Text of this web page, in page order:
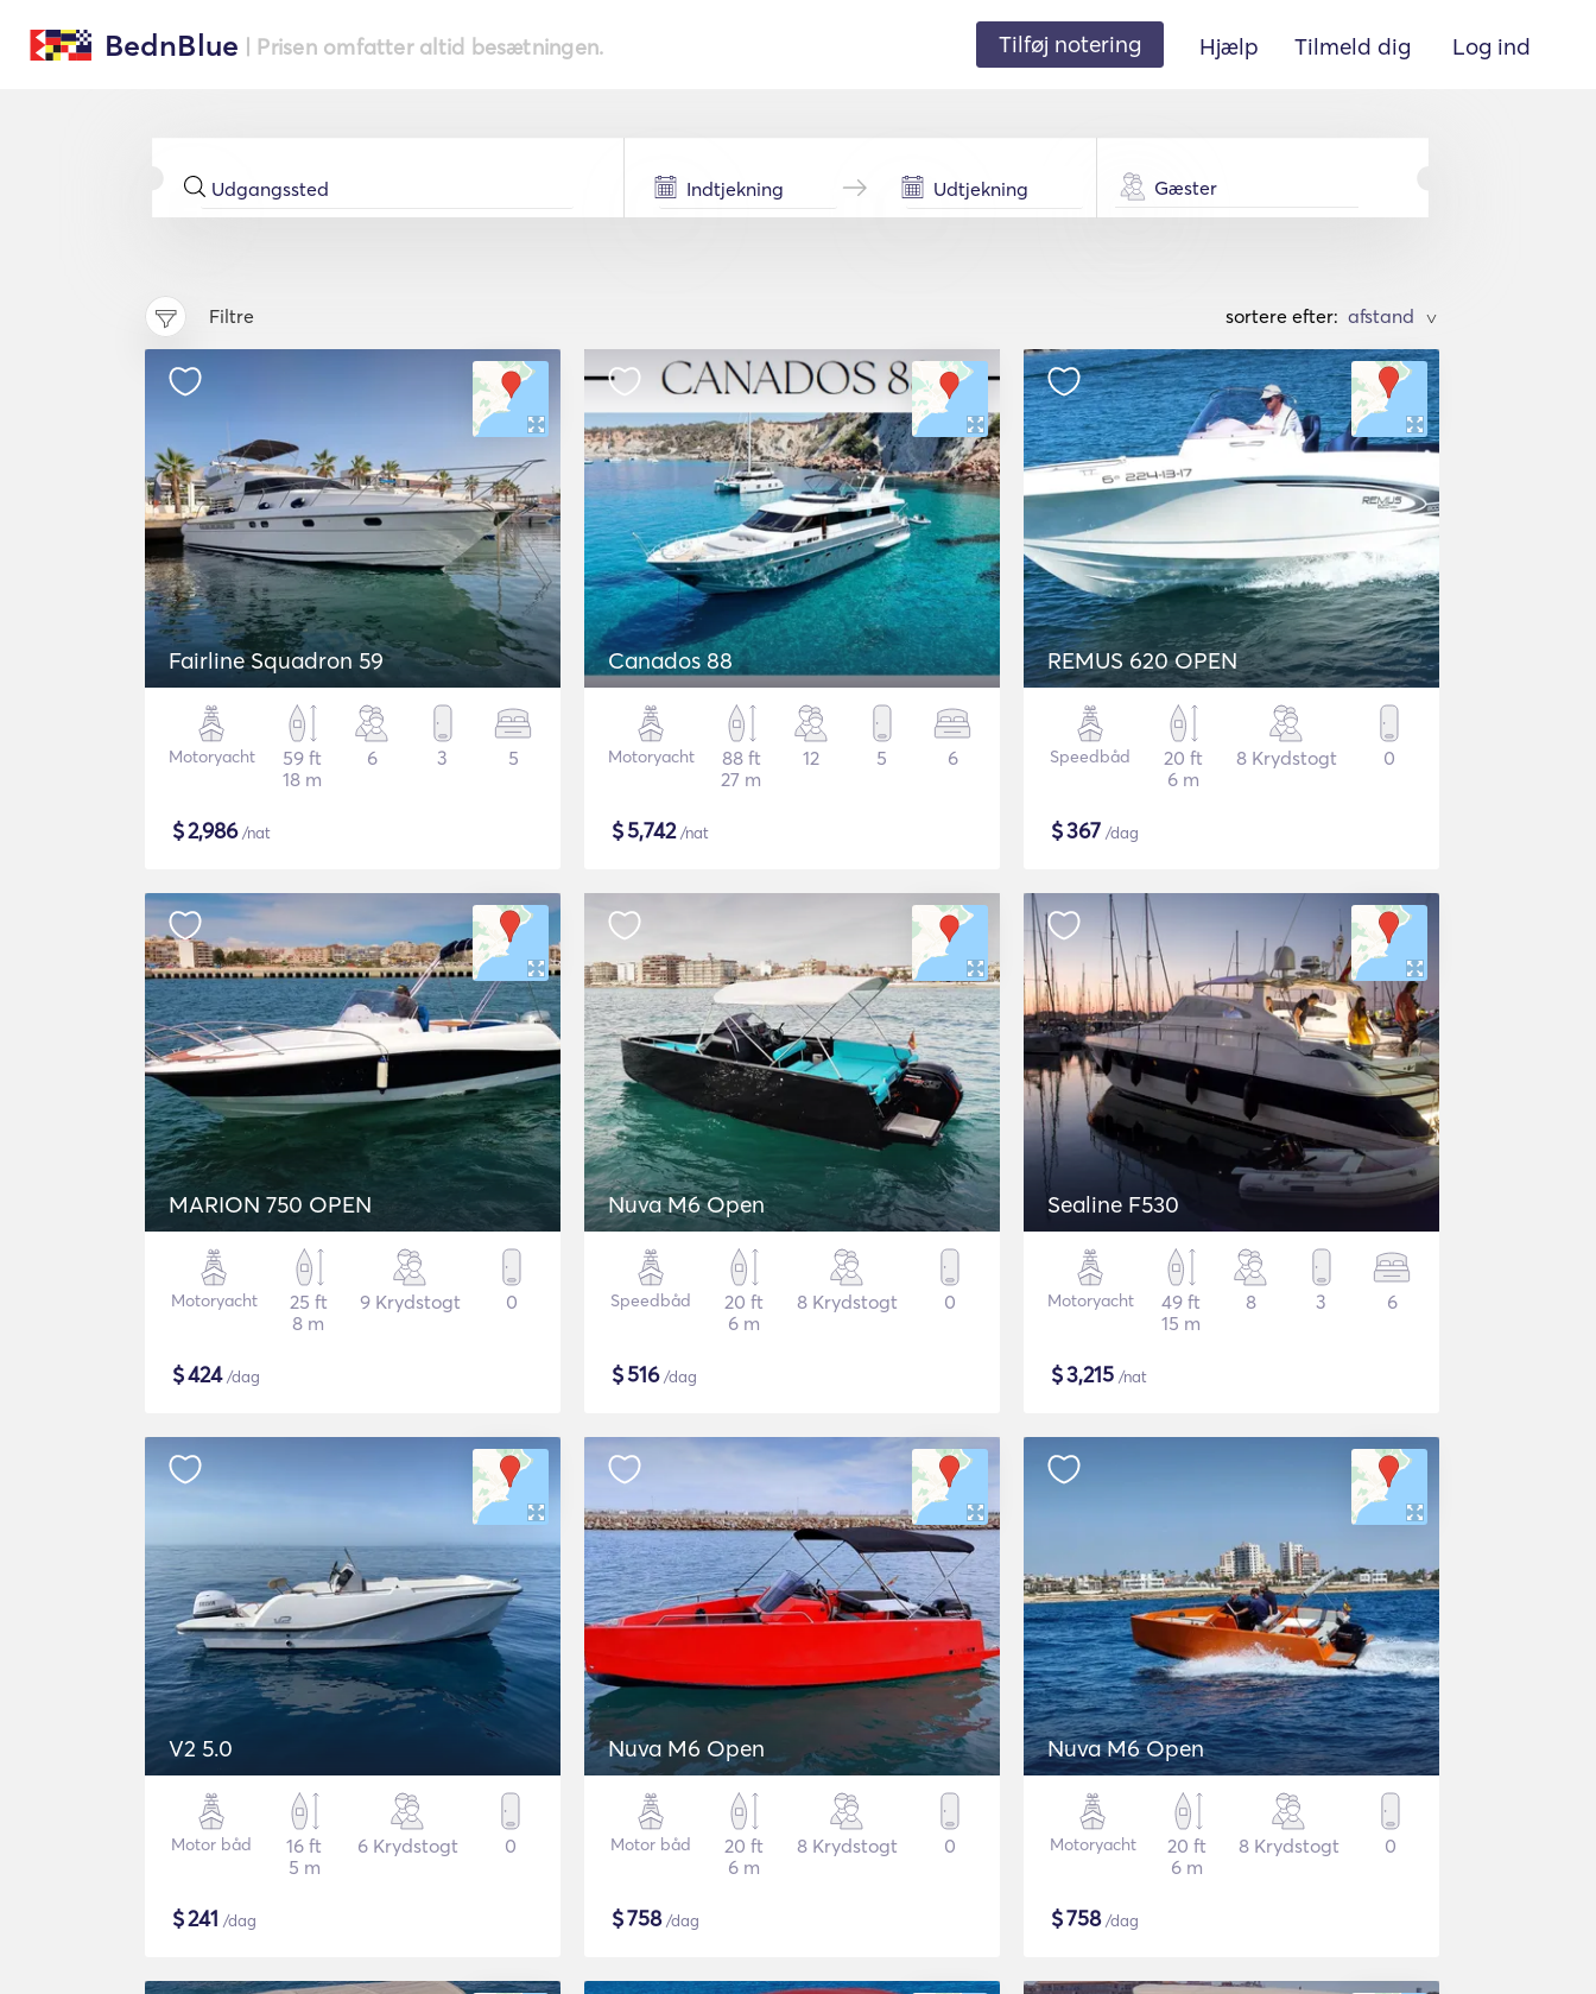
BednBlue | Prisen omfatter altid besætningen. Tilføj notering Hjælp Tilmeld dig Log ind
Gæster
Filtre sortere efter: >
Fairline Squadron 59
Motoryacht
59 ft
18 m
6 3 5
$2,986/nat
Canados 88
Motoryacht
88 ft
27 m
12 5 6
$5,742/nat
REMUS 620 OPEN
Speedbåd
20 ft
6 m
8 Krydstogt 0
$367 /dag
MARION 750 OPEN
Motoryacht
25 ft
8 m
9 Krydstogt 0
$424/dag
Nuva M6 Open
Speedbåd
20 ft
6 m
8 Krydstogt 0
$516/dag
Sealine F530
Motoryacht
49 ft
15 m
8 3 6
$3,215 /nat
V2 5.0
Motor båd
16 ft
5 m
6 Krydstogt 0
$241 /dag
Nuva M6 Open
Motor båd
20 ft
6 m
8 Krydstogt 0
$758/dag
Nuva M6 Open
Motoryacht
20 ft
6 m
8 Krydstogt 0
$758/dag